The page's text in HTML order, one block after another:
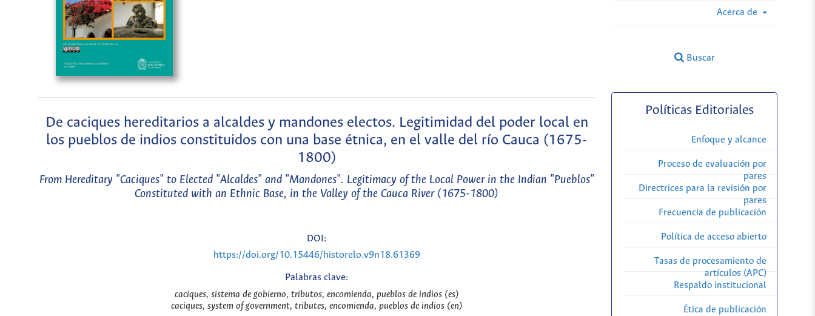
Acerca de
Buscar
De caciques hereditarios a alcaldes y mandones electos. Legitimidad del poder local en
los pueblos de indios constituidos con una base étnica, en el valle del río Cauca (1675-
1800)
From Hereditary "Caciques" to Elected "Alcaldes" and "Mandones". Legitimacy of the Local Power in the Indian "Pueblos"
Constituted with an Ethnic Base, in the Valley of the Cauca River (1675-1800)
DOI:
https://doi.org/10.15446/historelo.v9n18.61369
Palabras clave:
caciques, sistema de gobierno, tributos, encomienda, pueblos de indios (es)
caciques, system of government, tributes, encomienda, pueblos de indios (en)
Políticas Editoriales
Enfoque y alcance
Proceso de evaluación por
pares
Directrices para la revisión por
pares
Frecuencia de publicación
Política de acceso abierto
Tasas de procesamiento de
artículos (APC)
Respaldo institucional
Ética de publicación